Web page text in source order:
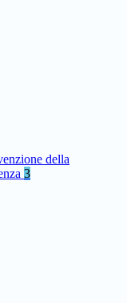
della
3